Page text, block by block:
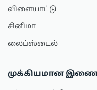
விளையாட்டு
சினிமா
லைப்ஸ்டைல்
முக்கியமான